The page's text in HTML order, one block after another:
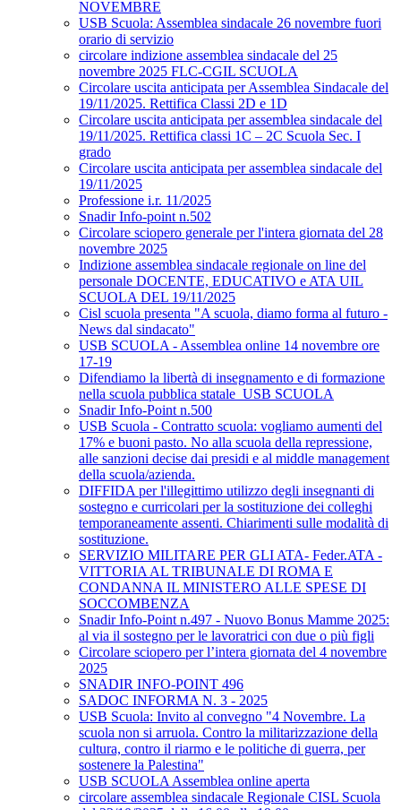
NOVEMBRE
USB Scuola: Assemblea sindacale 26 novembre fuori
orario di servizio
circolare indizione assemblea sindacale del 25
novembre 2025 FLC-CGIL SCUOLA
Circolare uscita anticipata per Assemblea Sindacale del
19/11/2025. Rettifica Classi 2D e 1D
Circolare uscita anticipata per assemblea sindacale del
19/11/2025. Rettifica classi 1C – 2C Scuola Sec. I
grado
Circolare uscita anticipata per assemblea sindacale del
19/11/2025
Professione i.r. 11/2025
Snadir Info-point n.502
Circolare sciopero generale per l'intera giornata del 28
novembre 2025
Indizione assemblea sindacale regionale on line del
personale DOCENTE, EDUCATIVO e ATA UIL
SCUOLA DEL 19/11/2025
Cisl scuola presenta "A scuola, diamo forma al futuro -
News dal sindacato"
USB SCUOLA - Assemblea online 14 novembre ore
17-19
Difendiamo la libertà di insegnamento e di formazione
nella scuola pubblica statale_USB SCUOLA
Snadir Info-Point n.500
USB Scuola - Contratto scuola: vogliamo aumenti del
17% e buoni pasto. No alla scuola della repressione,
alle sanzioni decise dai presidi e al middle management
della scuola/azienda.
DIFFIDA per l'illegittimo utilizzo degli insegnanti di
sostegno e curricolari per la sostituzione dei colleghi
temporaneamente assenti. Chiarimenti sulle modalità di
sostituzione.
SERVIZIO MILITARE PER GLI ATA- Feder.ATA -
VITTORIA AL TRIBUNALE DI ROMA E
CONDANNA IL MINISTERO ALLE SPESE DI
SOCCOMBENZA
Snadir Info-Point n.497 - Nuovo Bonus Mamme 2025:
al via il sostegno per le lavoratrici con due o più figli
Circolare sciopero per l’intera giornata del 4 novembre
2025
SNADIR INFO-POINT 496
SADOC INFORMA N. 3 - 2025
USB Scuola: Invito al convegno "4 Novembre. La
scuola non si arruola. Contro la militarizzazione della
cultura, contro il riarmo e le politiche di guerra, per
sostenere la Palestina"
USB SCUOLA Assemblea online aperta
circolare assemblea sindacale Regionale CISL Scuola